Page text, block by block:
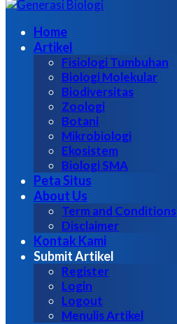
Home
Artikel
Fisiologi Tumbuhan
Biologi Molekular
Biodiversitas
Zoologi
Botani
Mikrobiologi
Ekosistem
Biologi SMA
Peta Situs
About Us
Term and Conditions
Disclaimer
Kontak Kami
Submit Artikel
Register
Login
Logout
Menulis Artikel